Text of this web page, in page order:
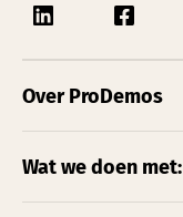
Over ProDemos
Wat we doen met: